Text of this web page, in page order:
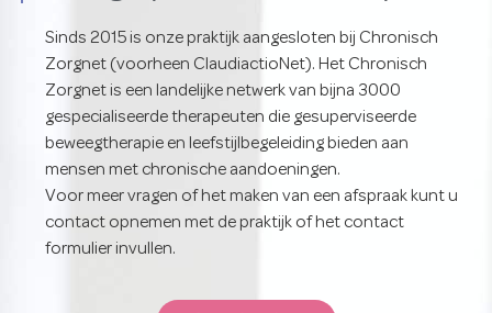
Sinds 2015 is onze praktijk aangesloten bij Chronisch
Zorgnet (voorheen ClaudiactioNet). Het Chronisch
Zorgnet is een landelijke netwerk van bijna 3000
gespecialiseerde therapeuten die gesuperviseerde
beweegtherapie en leefstijlbegeleiding bieden aan
mensen met chronische aandoeningen.
Voor meer vragen of het maken van een afspraak kunt u
contact opnemen met de praktijk of het contact
formulier invullen.